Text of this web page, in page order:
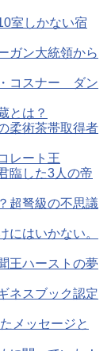
室しかない宿
ガン大統領から
コスナー ダン
とは？
柔術茶帯取得者
レート王
臨した3人の帝
超弩級の不思議
にはいかない。
王ハーストの夢
ネスブック認定
メッセージと